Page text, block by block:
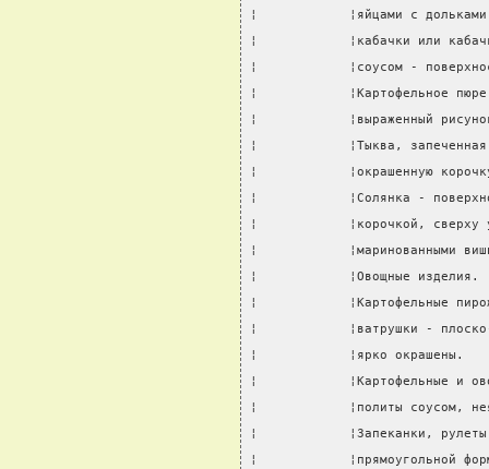
¦            ¦яйцами с дольками
¦            ¦кабачки или
¦            ¦соусом -
¦            ¦Картофельное
¦            ¦выраженный
¦            ¦Тыква,
¦            ¦окрашенную
¦            ¦Солянка -
¦            ¦корочкой, сверху
¦            ¦маринованными
¦            ¦Овощные
¦            ¦Картофельные
¦            ¦ватрушки - плоско-
¦            ¦ярко
¦            ¦Картофельные и
¦            ¦политы соусом,
¦            ¦Запеканки,
¦            ¦прямоугольной